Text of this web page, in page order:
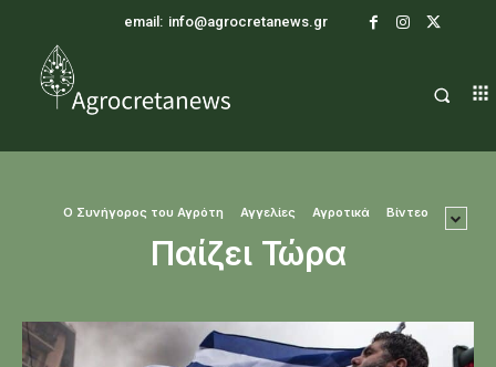
email: info@agrocretanews.gr
O Συνήγορος του Αγρότη Αγγελίες Αγροτικά Βίντεο
Παίζει Τώρα